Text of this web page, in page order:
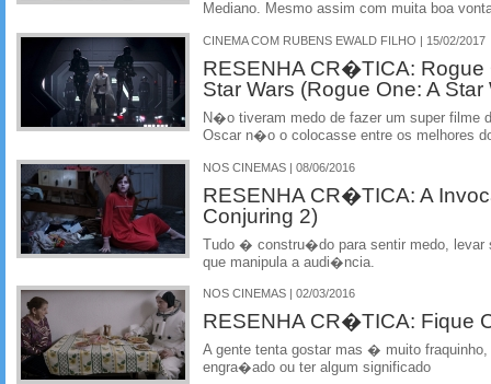
Mediano. Mesmo assim com muita boa
CINEMA COM RUBENS EWALD FILHO | 15/02/2017
RESENHA CR�TICA:
Star Wars (Rogue One: A Star
N�o tiveram medo de fazer um super filme
Oscar n�o o colocasse entre os melhores
NOS CINEMAS | 08/06/2016
RESENHA CR�TICA: A
Conjuring 2)
Tudo � constru�do para sentir medo, levar
que manipula a audi�ncia.
NOS CINEMAS | 02/03/2016
RESENHA CR�TICA: Fique
A gente tenta gostar mas � muito
engra�ado ou ter algum significado